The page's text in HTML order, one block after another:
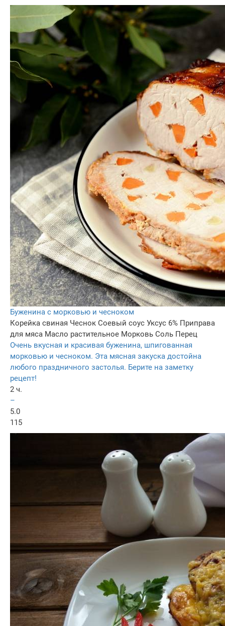
Буженина с морковью и чесноком
Корейка свиная Чеснок Соевый соус Уксус 6% Приправа
для мяса Масло растительное Морковь Соль Перец
Очень вкусная и красивая буженина, шпигованная
морковью и чесноком. Эта мясная закуска достойна
любого праздничного застолья. Берите на заметку
рецепт!
2 ч.
–
5.0
115